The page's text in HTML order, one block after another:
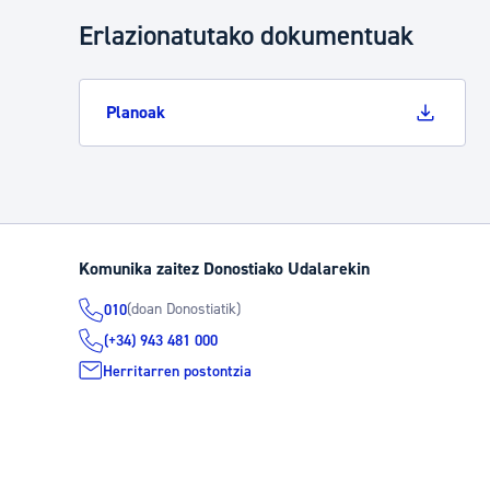
Erlazionatutako dokumentuak
Planoak
Komunika zaitez Donostiako Udalarekin
010(doan Donostiatik)
(+34) 943 481 000
Herritarren postontzia